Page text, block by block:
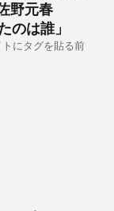
野元春
のは誰」
トにタグを貼る前